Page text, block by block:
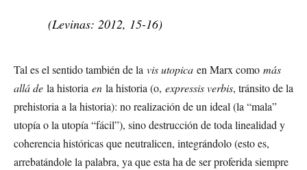
(Levinas: 2012, 15-16)
Tal es el sentido también de la vis utopica en Marx como más
allá de la historia en la historia (o, expressis verbis, tránsito de la
prehistoria a la historia): no realización de un ideal (la “mala”
utopía o la utopía “fácil”), sino destrucción de toda linealidad y
coherencia históricas que neutralicen, integrándolo (esto es,
arrebatándole la palabra, ya que esta ha de ser proferida siempre